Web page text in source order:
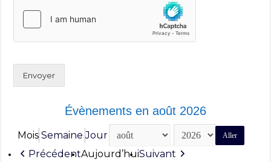
Envoyer
Évènements en août 2026
Mois Semaine Jour Mois
Année
PrécédentAujourd’huiSuivant